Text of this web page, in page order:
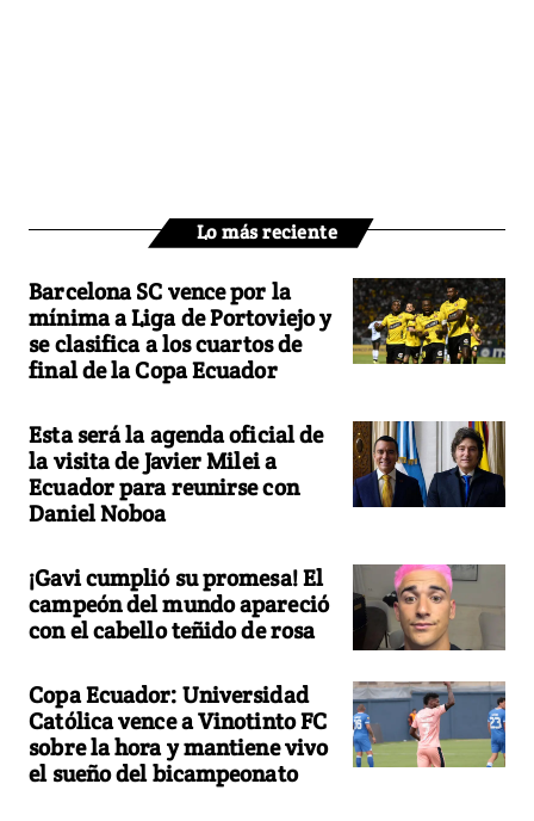
Lo más reciente
Barcelona SC vence por la
mínima a Liga de Portoviejo y
se clasifica a los cuartos de
final de la Copa Ecuador
Esta será la agenda oficial de
la visita de Javier Milei a
Ecuador para reunirse con
Daniel Noboa
¡Gavi cumplió su promesa! El
campeón del mundo apareció
con el cabello teñido de rosa
Copa Ecuador: Universidad
Católica vence a Vinotinto FC
sobre la hora y mantiene vivo
el sueño del bicampeonato